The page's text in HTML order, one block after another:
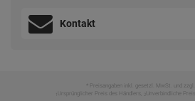
Kontakt
* Preisangaben inkl. gesetzl. MwSt. und zzgl.
Ursprünglicher Preis des Händlers, Unverbindliche